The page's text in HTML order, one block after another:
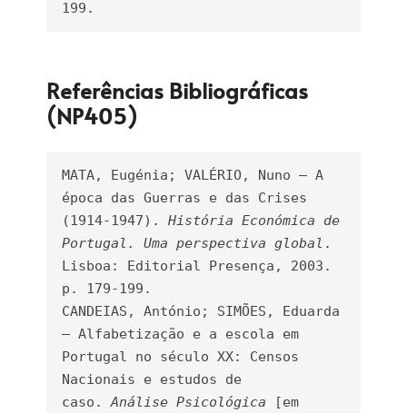
199.
Referências Bibliográficas
(NP405)
MATA, Eugénia; VALÉRIO, Nuno – A
época das Guerras e das Crises
(1914-1947). História Económica de
Portugal. Uma perspectiva global .
Lisboa: Editorial Presença, 2003.
p. 179-199.
CANDEIAS, António; SIMÕES, Eduarda
– Alfabetização e a escola em
Portugal no século XX: Censos
Nacionais e estudos de
caso. Análise Psicológica [em